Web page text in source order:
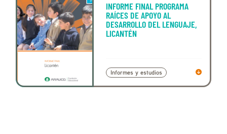
INFORME FINAL PROGRAMA
RAÍCES DE APOYO AL
DESARROLLO DEL LENGUAJE,
LICANTÉN
Informes y estudios